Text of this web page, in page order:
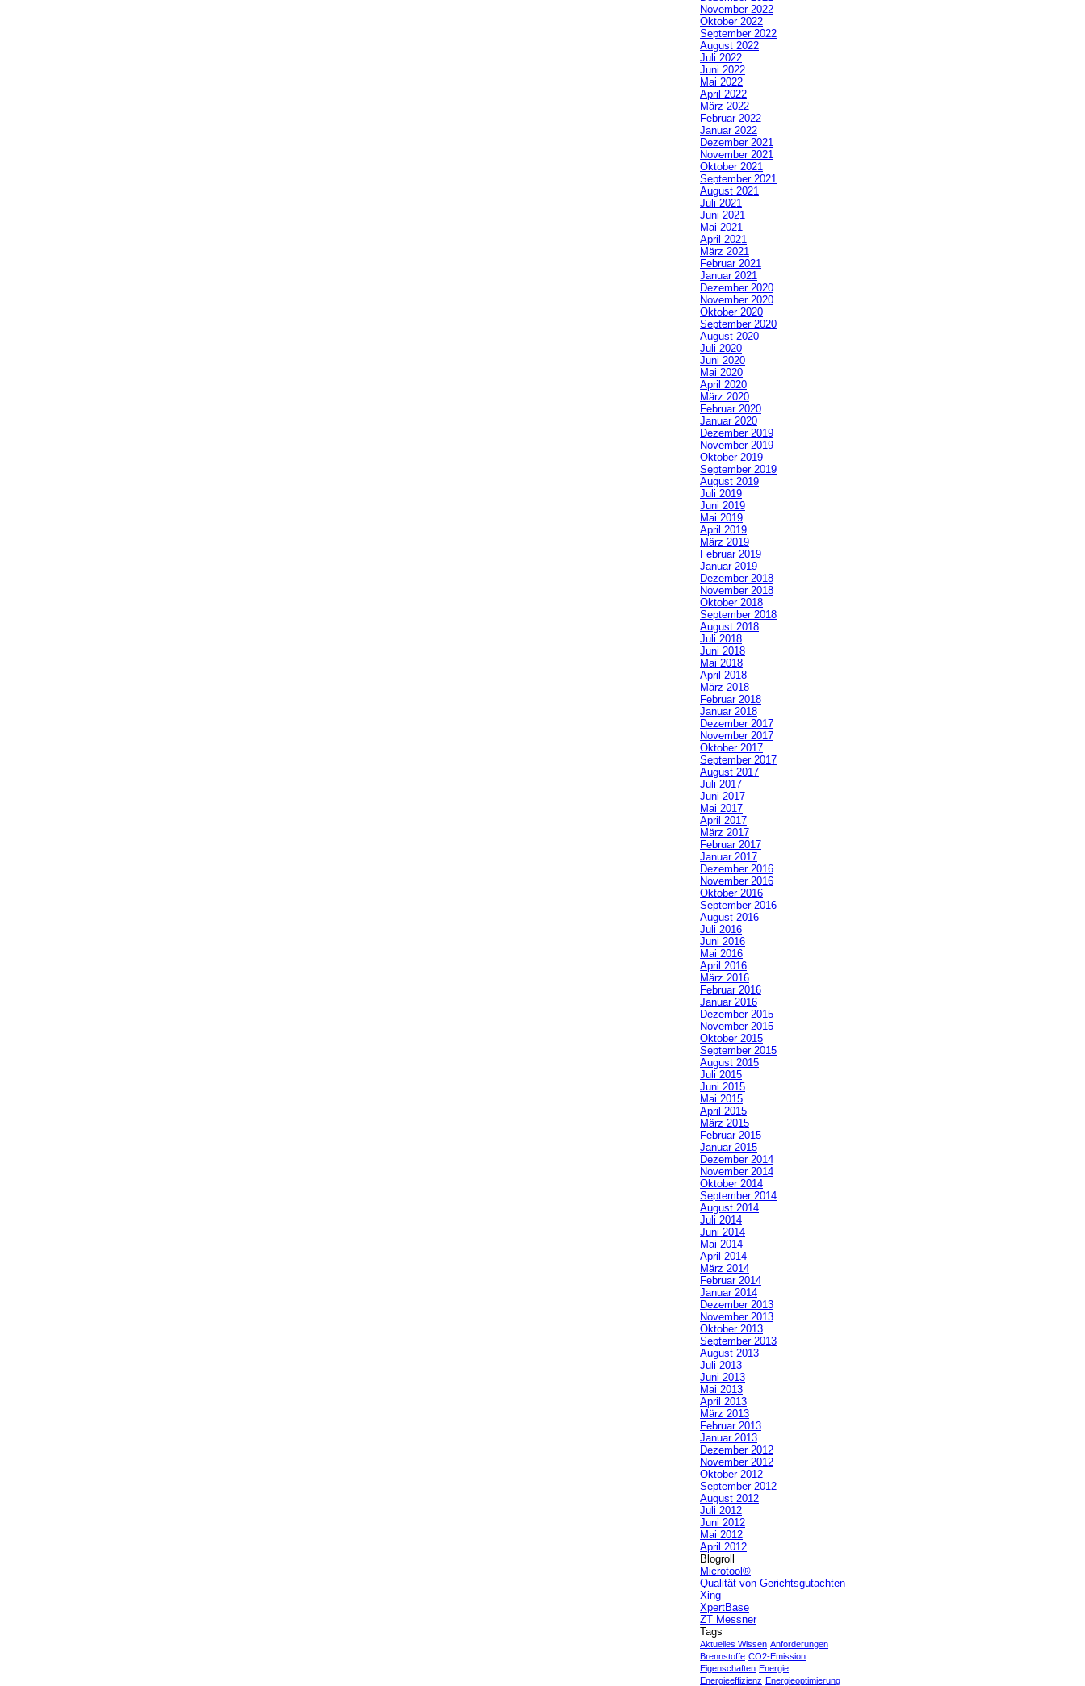
November 2022
Oktober 2022
September 2022
August 2022
Juli 2022
Juni 2022
Mai 2022
April 2022
März 2022
Februar 2022
Januar 2022
Dezember 2021
November 2021
Oktober 2021
September 2021
August 2021
Juli 2021
Juni 2021
Mai 2021
April 2021
März 2021
Februar 2021
Januar 2021
Dezember 2020
November 2020
Oktober 2020
September 2020
August 2020
Juli 2020
Juni 2020
Mai 2020
April 2020
März 2020
Februar 2020
Januar 2020
Dezember 2019
November 2019
Oktober 2019
September 2019
August 2019
Juli 2019
Juni 2019
Mai 2019
April 2019
März 2019
Februar 2019
Januar 2019
Dezember 2018
November 2018
Oktober 2018
September 2018
August 2018
Juli 2018
Juni 2018
Mai 2018
April 2018
März 2018
Februar 2018
Januar 2018
Dezember 2017
November 2017
Oktober 2017
September 2017
August 2017
Juli 2017
Juni 2017
Mai 2017
April 2017
März 2017
Februar 2017
Januar 2017
Dezember 2016
November 2016
Oktober 2016
September 2016
August 2016
Juli 2016
Juni 2016
Mai 2016
April 2016
März 2016
Februar 2016
Januar 2016
Dezember 2015
November 2015
Oktober 2015
September 2015
August 2015
Juli 2015
Juni 2015
Mai 2015
April 2015
März 2015
Februar 2015
Januar 2015
Dezember 2014
November 2014
Oktober 2014
September 2014
August 2014
Juli 2014
Juni 2014
Mai 2014
April 2014
März 2014
Februar 2014
Januar 2014
Dezember 2013
November 2013
Oktober 2013
September 2013
August 2013
Juli 2013
Juni 2013
Mai 2013
April 2013
März 2013
Februar 2013
Januar 2013
Dezember 2012
November 2012
Oktober 2012
September 2012
August 2012
Juli 2012
Juni 2012
Mai 2012
April 2012
Blogroll
Microtool®
Qualität von Gerichtsgutachten
Xing
XpertBase
ZT Messner
Tags
Aktuelles Wissen Anforderungen
Brennstoffe CO2-Emission
Eigenschaften Energie
Energieeffizienz Energieoptimierung